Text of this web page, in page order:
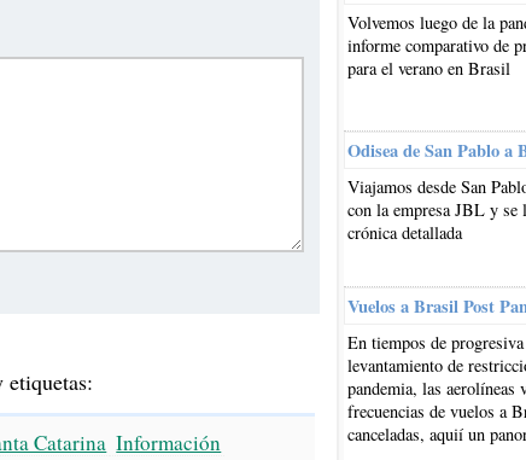
Catarina Información
Volvemos luego de la
informe comparativo de
para el verano en Brasil
Odisea de San Pablo a
Viajamos desde San
con la empresa JBL y se
crónica detallada
Vuelos a Brasil Post
En tiempos de
levantamiento de
pandemia, las aerolíneas
frecuencias de vuelos a
canceladas, aquií un